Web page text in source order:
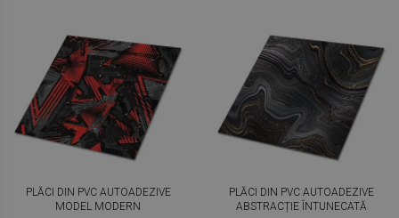
PLĂCI DIN PVC AUTOADEZIVE
MODEL MODERN
PLĂCI DIN PVC AUTOADEZIVE
ABSTRACȚIE ÎNTUNECATĂ